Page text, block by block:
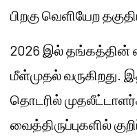
பிறகு வெளியேற
2026 இல் தங்கத்தின்
மீள்முதல்
தொடரில்
வைத்திருப்புகளில்